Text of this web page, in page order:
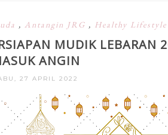
, Antangin JRG , Healthy Lifestyle
MUDIK LEBARAN
ANGIN
27 APRIL 2022